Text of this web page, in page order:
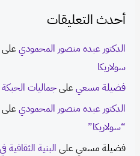
أحدث التعليقات
الدكتور عبده منصور المحموديعلى
سولاريكا
فضيلة مسعيعلىجماليات الحبكة
الدكتور عبده منصور المحموديعلى
“سولاريكا”
فضيلة مسعيعلى البنية الثقافية